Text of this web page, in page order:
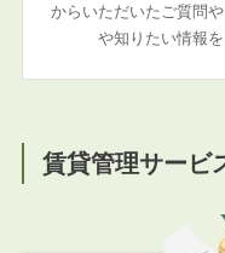
からいただいたご質問
や知りたい情報
賃貸管理サービ